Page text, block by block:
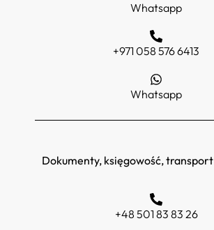
Whatsapp
+971 058 576 6413
Whatsapp
Dokumenty, księgowość, transport
+48 501 83 83 26